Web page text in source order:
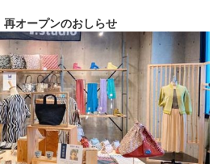
オープンのおしらせ